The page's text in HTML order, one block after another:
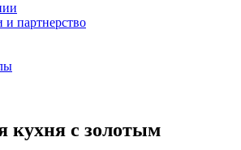
и партнерство
кухня с золотым